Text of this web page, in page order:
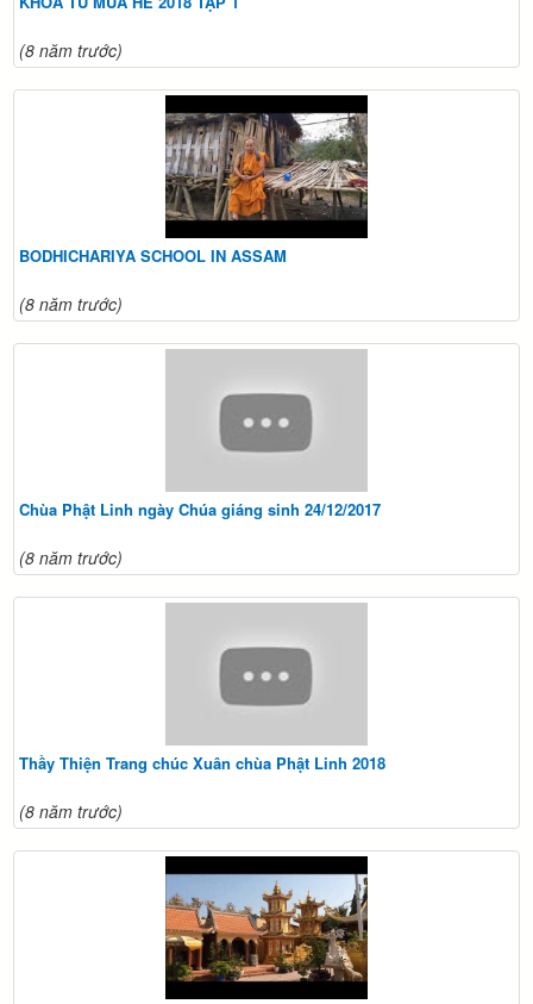
(8 năm trước)
BODHICHARIYA SCHOOL IN ASSAM
(8 năm trước)
Chùa Phật Linh ngày Chúa giáng sinh 24/12/2017
(8 năm trước)
Thầy Thiện Trang chúc Xuân chùa Phật Linh 2018
(8 năm trước)